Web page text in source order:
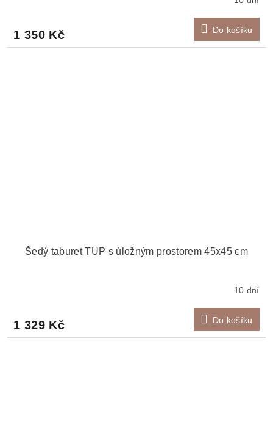
1 350 Kč Do košíku
Šedý taburet TUP s úložným prostorem 45x45 cm
10 dní
1 329 Kč Do košíku